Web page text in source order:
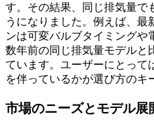
す。その結果、同じ排気量で
うになりました。例えば、
ンは可変バルブタイミングや
数年前の同じ排気量モデルと
ています。ユーザーにとって
を伴っているかが選び方のキ
市場のニーズとモデル展